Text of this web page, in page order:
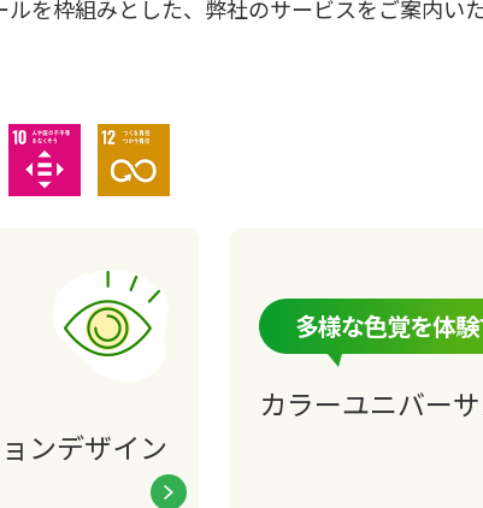
ルを枠組みとした、弊社のサービスをご案内いた
ンデザイン
多様な色覚を体
カラーユニバー